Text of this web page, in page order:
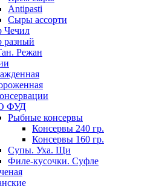
Antipasti
Сыры ассорти
Чечил
разный
Режан
ФУД
Рыбные консервы
Консервы 240 гр.
Консервы 160 гр.
Супы. Уха. Щи
Филе-кусочки. Суфле